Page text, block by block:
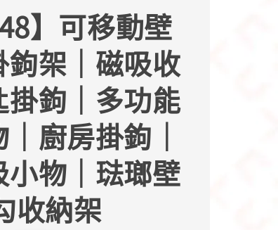
】可移動壁
架｜磁吸收
掛鉤｜多功能
廚房掛鉤｜
物｜琺瑯壁
收納架